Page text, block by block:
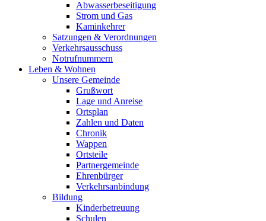
Abwasserbeseitigung
Strom und Gas
Kaminkehrer
Satzungen & Verordnungen
Verkehrsausschuss
Notrufnummern
Leben & Wohnen
Unsere Gemeinde
Grußwort
Lage und Anreise
Ortsplan
Zahlen und Daten
Chronik
Wappen
Ortsteile
Partnergemeinde
Ehrenbürger
Verkehrsanbindung
Bildung
Kinderbetreuung
Schulen